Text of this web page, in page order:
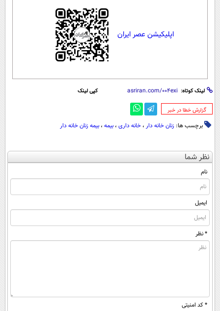
اپلیکیشن عصر ایران
لینک کوتاه: کپی لینک
‌گزارش خطا در خبر
برچسب ها: زنان خانه دار ، خانه داری ، بیمه‌ ، بیمه زنان خانه دار
نظر شما
نام
ایمیل
* نظر
* کد امنیتی